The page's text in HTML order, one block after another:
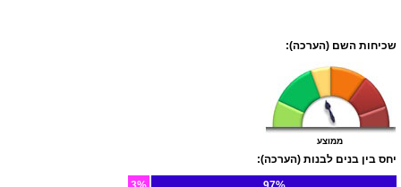
שכיחות השם (הערכה):
ממוצע
יחס בין בנים לבנות (הערכה):